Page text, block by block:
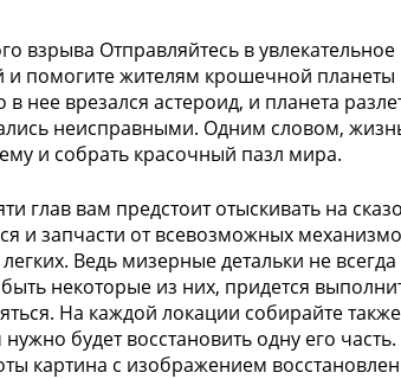
взрыва Отправляйтесь в
и помогите жителям крошечной планеты
в нее врезался астероид, и планета
неисправными. Одним словом,
и собрать красочный пазл мира.
глав вам предстоит отыскивать на
и запчасти от всевозможных
Ведь мизерные детальки не
некоторые из них, придется
На каждой локации собирайте
будет восстановить одну его
картина с изображением